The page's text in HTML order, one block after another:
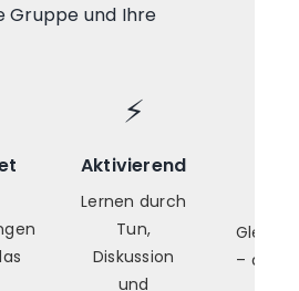
Gruppe und Ihre
⚡
Aktivierend
Lernen durch
Tun,
Diskussion
und
–